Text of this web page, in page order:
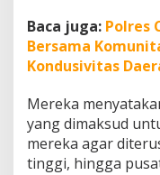
Baca juga: Polres
Bersama
Kondusivitas
Mereka
yang dimaksud
mereka agar
tinggi, hingga